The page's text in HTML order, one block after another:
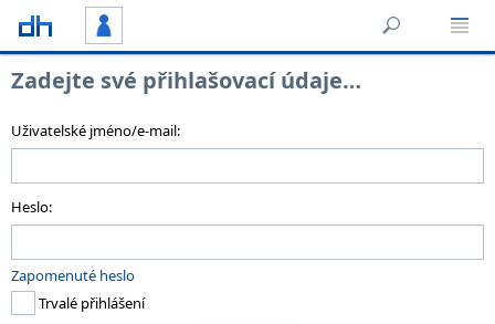
Zadejte své přihlašovací údaje…
Uživatelské jméno/e-mail:
Heslo:
Zapomenuté heslo
Trvalé přihlášení